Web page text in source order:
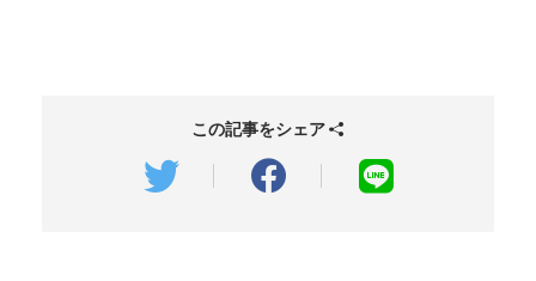
この記事をシェア